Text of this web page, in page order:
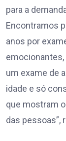
para a
Encontramos
anos por
um exame de
idade e só
que mostram
das pessoas”,